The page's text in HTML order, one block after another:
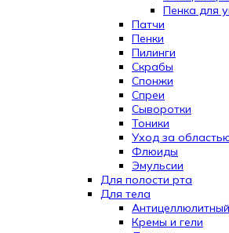
Пенка для
Патчи
Пенки
Пилинги
Скрабы
Спонжи
Спреи
Сыворотки
Тоники
Уход за
Флюиды
Эмульсии
Для полости рта
Для тела
Кремы и гели